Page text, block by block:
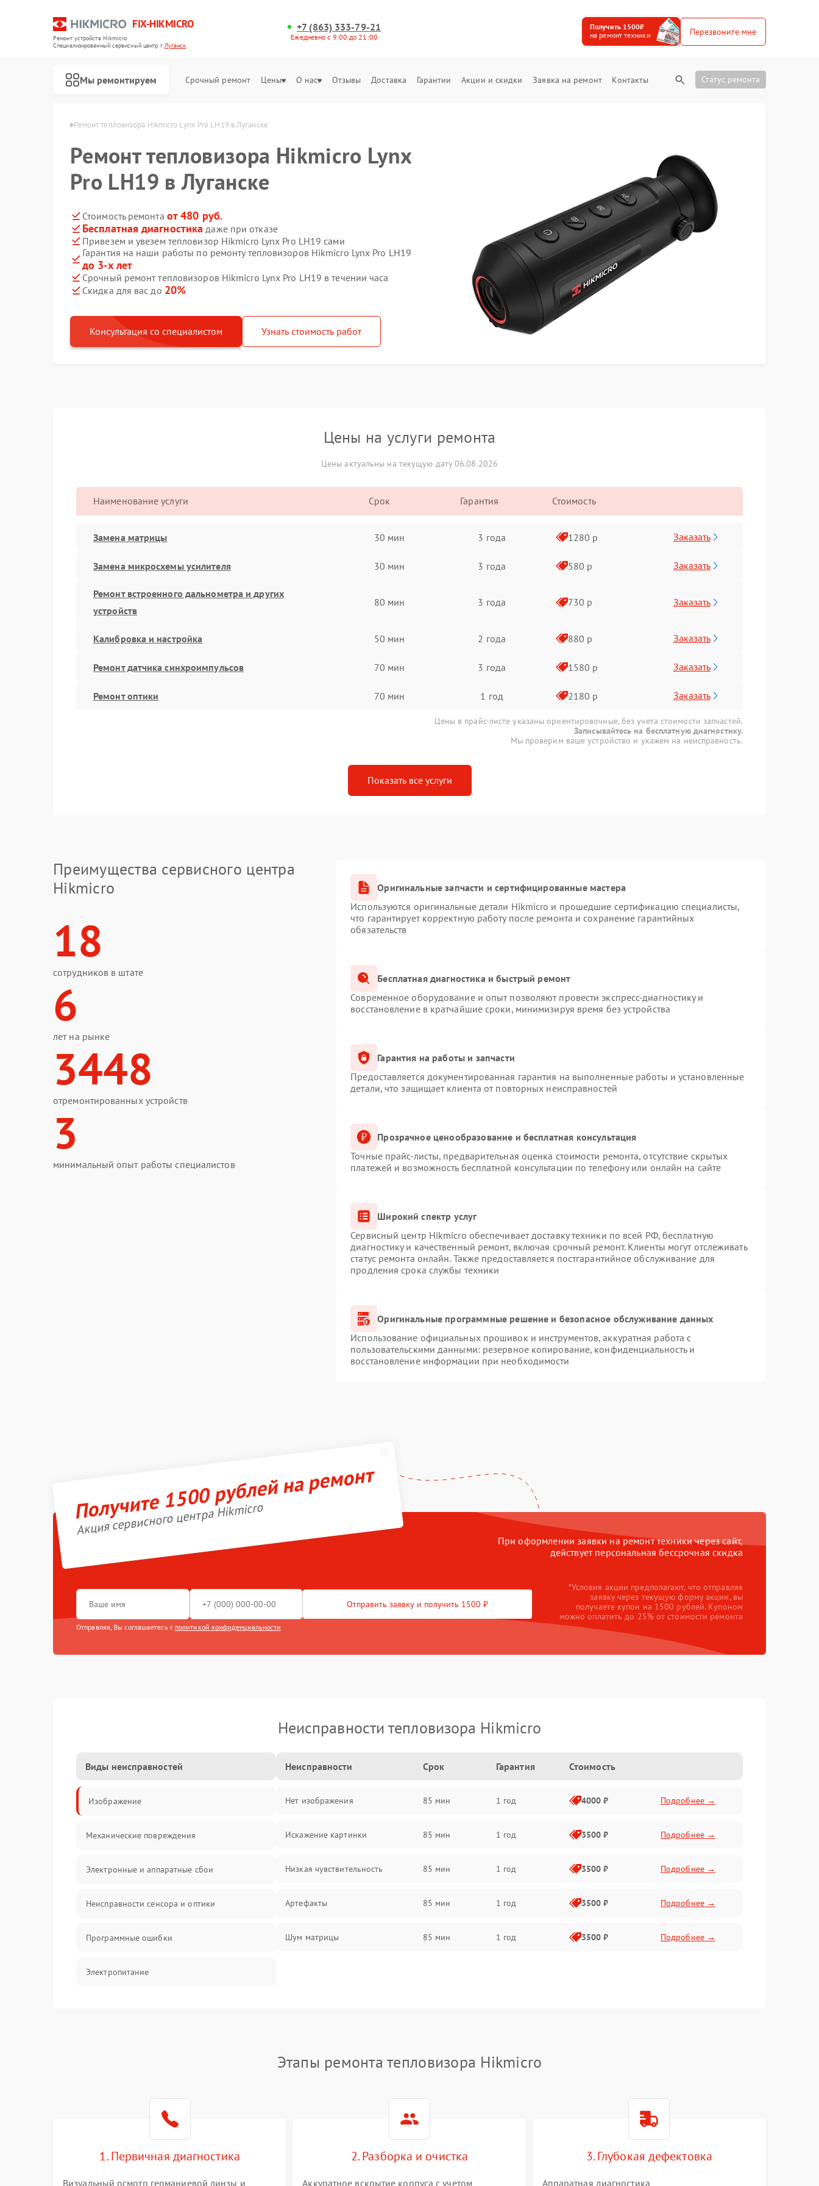
FIX-HIKMICRO
Ремонт устройств Hikmicro
Специализированный cервисный центр г.Луганск
+7 (863) 333-79-21
Ежедневно с 9:00 до 21:00
Получить 1500₽
на ремонт техники
Перезвоните мне
Мы ремонтируем Срочный ремонт Цены О нас Отзывы Доставка Гарантии Акции и скидки Заявка на ремонт Контакты Статус ремонта
Ремонт тепловизора Hikmicro Lynx Pro LH19 в Луганске
Ремонт тепловизора Hikmicro Lynx
Pro LH19 в Луганске
Стоимость ремонта от 480 руб.
Бесплатная диагностика даже при отказе
Привезем и увезем тепловизор Hikmicro Lynx Pro LH19 сами
Гарантия на наши работы по ремонту тепловизоров Hikmicro Lynx Pro LH19
до 3-х лет
Срочный ремонт тепловизоров Hikmicro Lynx Pro LH19 в течении часа
Скидка для вас до 20%
Консультация со специалистом Узнать стоимость работ
Цены на услуги ремонта
Цены актуальны на текущую дату 06.08.2026
Наименование услуги Срок Гарантия Стоимость
Замена матрицы 30 мин 3 года 1280 р Заказать
Замена микросхемы усилителя 30 мин 3 года 580 р Заказать
Ремонт встроенного дальнометра и других
устройств
80 мин 3 года 730 р Заказать
Калибровка и настройка 50 мин 2 года 880 р Заказать
Ремонт датчика синхроимпульсов 70 мин 3 года 1580 р Заказать
Ремонт оптики 70 мин 1 год 2180 р Заказать
Цены в прайс-листе указаны ориентировочные, без учета стоимости запчастей.
Записывайтесь на бесплатную диагностику.
Мы проверим ваше устройство и укажем на неисправность.
Показать все услуги
Преимущества сервисного центра
Hikmicro
18
сотрудников в штате
6
лет на рынке
3448
отремонтированных устройств
3
минимальный опыт работы специалистов
Оригинальные запчасти и сертифицированные мастера
Используются оригинальные детали Hikmicro и прошедшие сертификацию специалисты,
что гарантирует корректную работу после ремонта и сохранение гарантийных
обязательств
Бесплатная диагностика и быстрый ремонт
Современное оборудование и опыт позволяют провести экспресс-диагностику и
восстановление в кратчайшие сроки, минимизируя время без устройства
Гарантия на работы и запчасти
Предоставляется документированная гарантия на выполненные работы и установленные
детали, что защищает клиента от повторных неисправностей
Прозрачное ценообразование и бесплатная консультация
Точные прайс-листы, предварительная оценка стоимости ремонта, отсутствие скрытых
платежей и возможность бесплатной консультации по телефону или онлайн на сайте
Широкий спектр услуг
Сервисный центр Hikmicro обеспечивает доставку техники по всей РФ, бесплатную
диагностику и качественный ремонт, включая срочный ремонт. Клиенты могут отслеживать
статус ремонта онлайн. Также предоставляется постгарантийное обслуживание для
продления срока службы техники
Оригинальные программные решение и безопасное обслуживание данных
Использование официальных прошивок и инструментов, аккуратная работа с
пользовательскими данными: резервное копирование, конфиденциальность и
восстановление информации при необходимости
Получите 1500 рублей на ремонт
Акция сервисного центра Hikmicro
При оформлении заявки на ремонт техники через сайт,
действует персональная бессрочная скидка
Отправить заявку и получить 1500 ₽
Отправляя, Вы соглашаетесь с политикой конфиденциальности
*Условия акции предполагают, что отправляя
заявку через текущую форму акции, вы
получаете купон на 1500 рублей. Купоном
можно оплатить до 25% от стоимости ремонта
Неисправности тепловизора Hikmicro
Виды неисправностей
Изображение
Механические повреждения
Электронные и аппаратные сбои
Неисправности сенсора и оптики
Программные ошибки
Электропитание
Температурные проблемы
Сбои коммуникаций и интерфейсов
Неисправности Срок Гарантия Стоимость
Нет изображения 85 мин 1 год 4000 ₽ Подробнее →
Искажение картинки 85 мин 1 год 3500 ₽ Подробнее →
Низкая чувствительность 85 мин 1 год 3500 ₽ Подробнее →
Артефакты 85 мин 1 год 3500 ₽ Подробнее →
Шум матрицы 85 мин 1 год 3500 ₽ Подробнее →
Этапы ремонта тепловизора Hikmicro
1. Первичная диагностика
Визуальный осмотр германиевой линзы и
2. Разборка и очистка
Аккуратное вскрытие корпуса с учетом
3. Глубокая дефектовка
Аппаратная диагностика